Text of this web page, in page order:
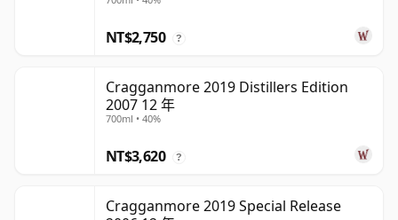
NT$2,750 ?
Cragganmore 2019 Distillers Edition
2007 12 年
700ml • 40%
NT$3,620 ?
Cragganmore 2019 Special Release